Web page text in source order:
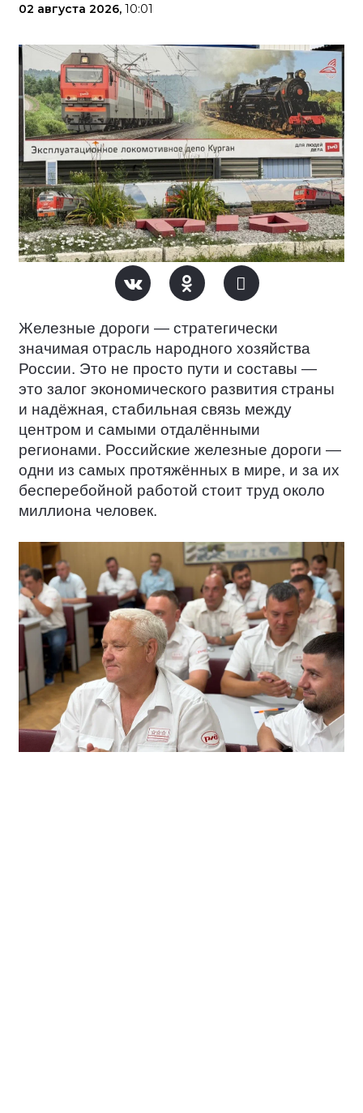
02 августа 2026, 10:01
Железные дороги — стратегически
значимая отрасль народного хозяйства
России. Это не просто пути и составы —
это залог экономического развития страны
и надёжная, стабильная связь между
центром и самыми отдалёнными
регионами. Российские железные дороги —
одни из самых протяжённых в мире, и за их
бесперебойной работой стоит труд около
миллиона человек.